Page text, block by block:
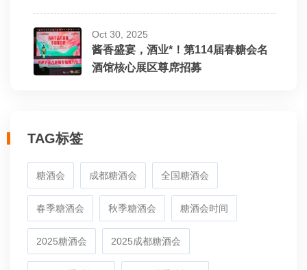
Oct 30, 2025
酱香盛宴，酒业*！第114届春糖会名
酒馆核心展区尊席招募
TAG标签
糖酒会 成都糖酒会 全国糖酒会
春季糖酒会 秋季糖酒会 糖酒会时间
2025糖酒会 2025成都糖酒会